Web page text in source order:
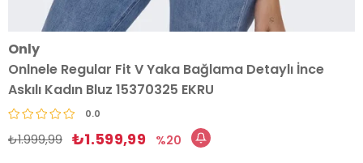
Only
Onlnele Regular Fit V Yaka Bağlama Detaylı İnce
Askılı Kadın Bluz 15370325 EKRU
0.0
₺1.999,99 ₺1.599,99
20